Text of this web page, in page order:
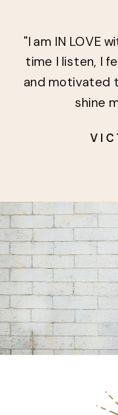
"I am IN LOVE
time I listen, I
and motivated
shine